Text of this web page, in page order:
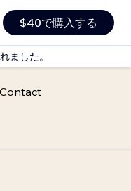
$40で購入する
ました。